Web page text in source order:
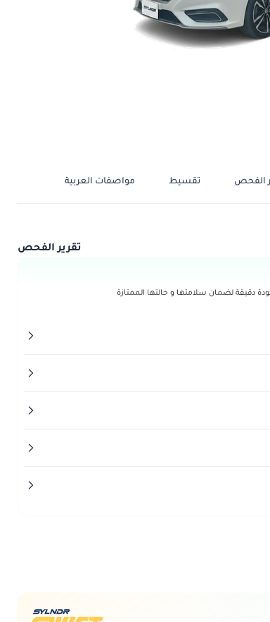
الفحص تقسيط مواصفات العربية
تقرير الفحص
لضمان سلامتها و حالتها الممتازة